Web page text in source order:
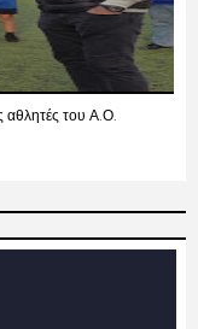
αθλητές του Α.Ο.